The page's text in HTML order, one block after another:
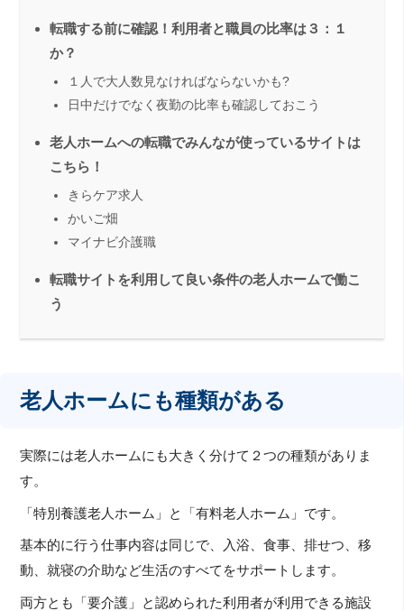
転職する前に確認！利用者と職員の比率は３：１
か？
１人で大人数見なければならないかも?
日中だけでなく夜勤の比率も確認しておこう
老人ホームへの転職でみんなが使っているサイトは
こちら！
きらケア求人
かいご畑
マイナビ介護職
転職サイトを利用して良い条件の老人ホームで働こ
う
老人ホームにも種類がある
実際には老人ホームにも大きく分けて２つの種類がありま
す。
「特別養護老人ホーム」と「有料老人ホーム」です。
基本的に行う仕事内容は同じで、入浴、食事、排せつ、移
動、就寝の介助など生活のすべてをサポートします。
両方とも「要介護」と認められた利用者が利用できる施設